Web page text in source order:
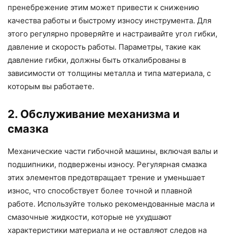
пренебрежение этим может привести к снижению
качества работы и быстрому износу инструмента. Для
этого регулярно проверяйте и настраивайте угол гибки,
давление и скорость работы. Параметры, такие как
давление гибки, должны быть откалиброваны в
зависимости от толщины металла и типа материала, с
которым вы работаете.
2. Обслуживание механизма и
смазка
Механические части гибочной машины, включая валы и
подшипники, подвержены износу. Регулярная смазка
этих элементов предотвращает трение и уменьшает
износ, что способствует более точной и плавной
работе. Используйте только рекомендованные масла и
смазочные жидкости, которые не ухудшают
характеристики материала и не оставляют следов на